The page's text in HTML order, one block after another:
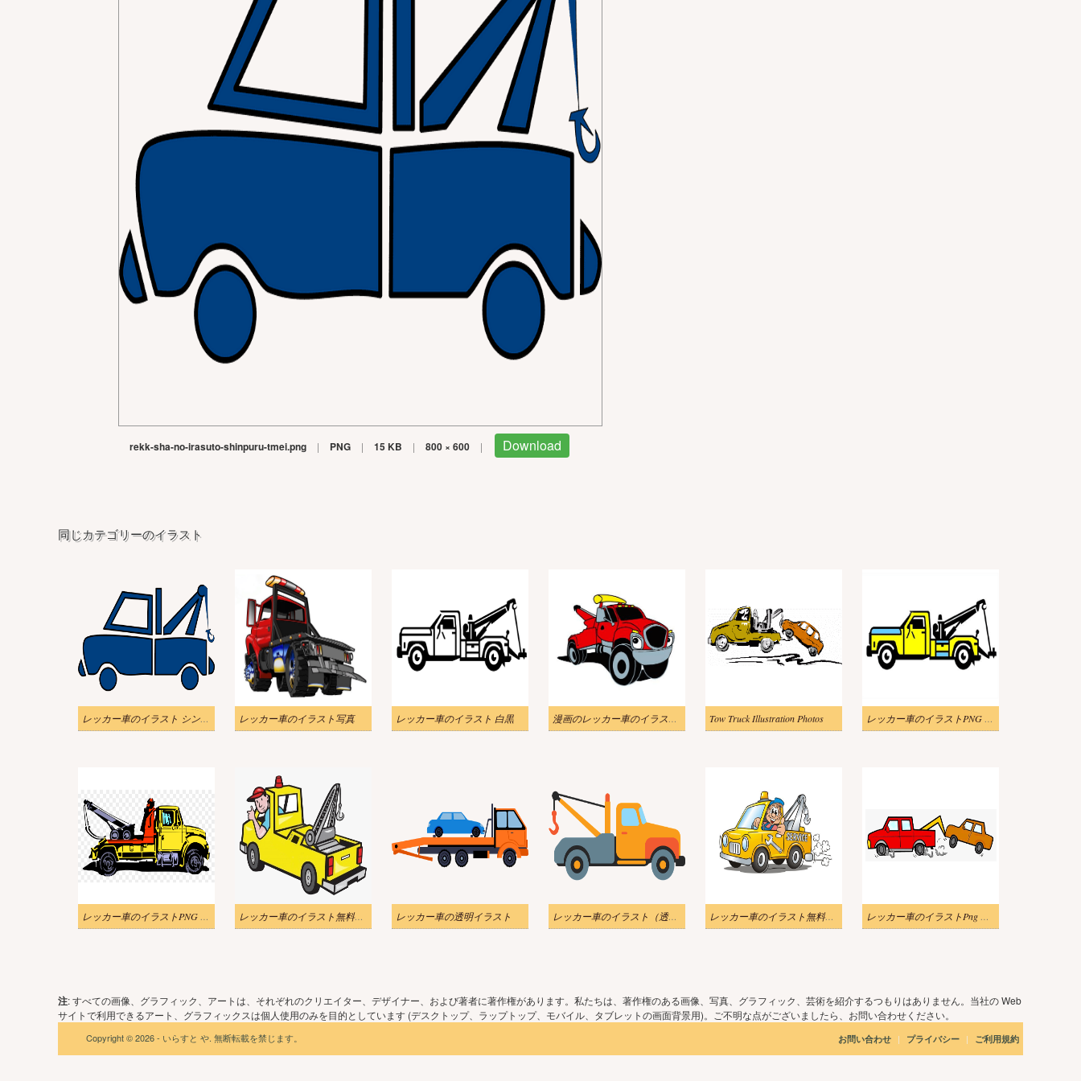
rekk-sha-no-irasuto-shinpuru-tmei.png | PNG | 15 KB | 800 × 600 | Download
同じカテゴリーのイラスト
レッカー車のイラスト シンプル 透明 レッカー車のイラスト写真 レッカー車のイラスト 白黒 漫画のレッカー車のイラストPNG Tow Truck Illustration Photos レッカー車のイラストPNG 画像 2
レッカー車のイラストPNG 写真 2 レッカー車のイラスト無料画像 レッカー車の透明イラスト レッカー車のイラスト（透明）をダウンロード レッカー車のイラスト無料写真 2 レッカー車のイラストPng 無料
注: すべての画像、グラフィック、アートは、それぞれのクリエイター、デザイナー、および著者に著作権があります。私たちは、著作権のある画像、写真、グラフィック、芸術を紹介するつもりはありません。当社の Web
サイトで利用できるアート、グラフィックスは個人使用のみを目的としています (デスクトップ、ラップトップ、モバイル、タブレットの画面背景用)。ご不明な点がございましたら、お問い合わせください。
Copyright © 2026 - いらすと や. 無断転載を禁じます。 お問い合わせ | プライバシー | ご利用規約